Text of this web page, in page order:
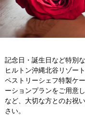
記念日・誕生日など特別
ヒルトン沖縄北谷リゾー
ペストリーシェフ特製ケ
ーションプランをご用意
など、大切な方とのお祝
さい。